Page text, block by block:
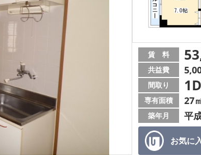
お気に
賃 料
共益費
間取り
専有面積 27
築年月 平